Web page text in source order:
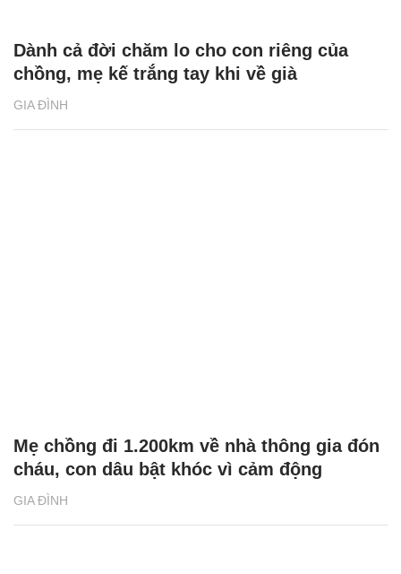
GIA ĐÌNH
Dành cả đời chăm lo cho con riêng của
chồng, mẹ kế trắng tay khi về già
GIA ĐÌNH
Mẹ chồng đi 1.200km về nhà thông gia đón
cháu, con dâu bật khóc vì cảm động